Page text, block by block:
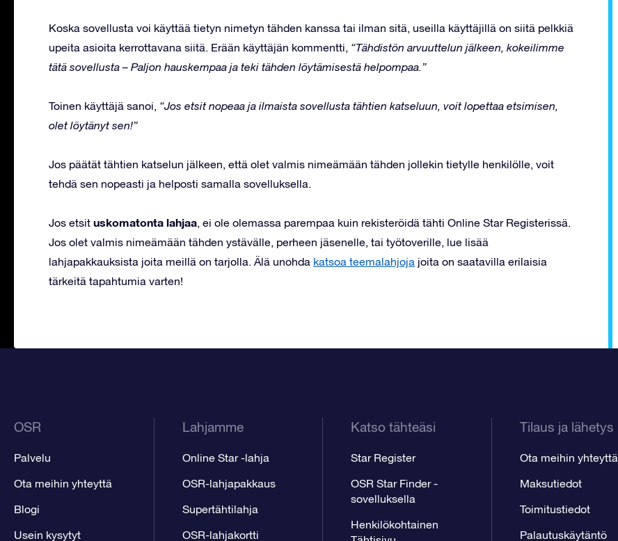
Koska sovellusta voi käyttää tietyn nimetyn tähden kanssa tai ilman sitä, useilla käyttäjillä on siitä pelkkiä
upeita asioita kerrottavana siitä. Erään käyttäjän kommentti, “Tähdistön arvuuttelun jälkeen, kokeilimme
tätä sovellusta – Paljon hauskempaa ja teki tähden löytämisestä helpompaa.”
Toinen käyttäjä sanoi, “Jos etsit nopeaa ja ilmaista sovellusta tähtien katseluun, voit lopettaa etsimisen,
olet löytänyt sen!”
Jos päätät tähtien katselun jälkeen, että olet valmis nimeämään tähden jollekin tietylle henkilölle, voit
tehdä sen nopeasti ja helposti samalla sovelluksella.
Jos etsit uskomatonta lahjaa, ei ole olemassa parempaa kuin rekisteröidä tähti Online Star Registerissä.
Jos olet valmis nimeämään tähden ystävälle, perheen jäsenelle, tai työtoverille, lue lisää
lahjapakkauksista joita meillä on tarjolla. Älä unohda katsoa teemalahjoja joita on saatavilla erilaisia
tärkeitä tapahtumia varten!
OSR
Palvelu
Ota meihin yhteyttä
Blogi
Usein kysytyt
Lahjamme
Online Star -lahja
OSR-lahjapakkaus
Supertähtilahja
OSR-lahjakortti
Katso tähteäsi
Star Register
OSR Star Finder -
sovelluksella
Henkilökohtainen
Tilaus ja lähetys
Ota meihin yhteyttä
Maksutiedot
Toimitustiedot
Palautuskäytäntö